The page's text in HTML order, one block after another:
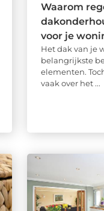
Waarom
voor je
Het dak van je
belangrijkste
elementen.
vaak over het ...